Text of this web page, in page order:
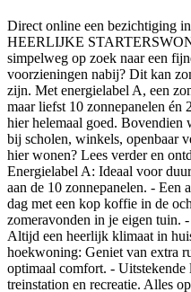
Direct online een bezichtiging
HEERLIJKE
simpelweg op zoek naar een
voorzieningen nabij? Dit kan
zijn. Met energielabel A, een
maar liefst 10 zonnepanelen én
hier helemaal goed. Bovendien
bij scholen, winkels, openbaar
hier wonen? Lees verder en
Energielabel A: Ideaal voor
aan de 10 zonnepanelen. - Een
dag met een kop koffie in de
zomeravonden in je eigen tuin.
Altijd een heerlijk klimaat in
hoekwoning: Geniet van extra
optimaal comfort. -
treinstation en recreatie. Alles